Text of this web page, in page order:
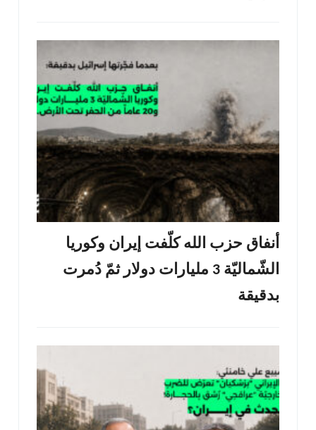
أنفاق حزب الله كلّفت إيران وكوريا
الشّماليّة 3 مليارات دولار ثمّ دُمرت
بدقيقة